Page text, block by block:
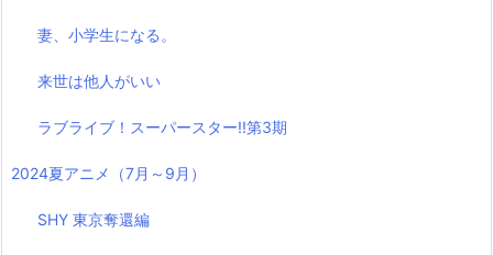
妻、小学生になる。
来世は他人がいい
ラブライブ！スーパースター!!第3期
2024夏アニメ（7月～9月）
SHY 東京奪還編